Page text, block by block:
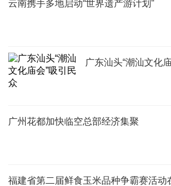
云南携手多地启动“世界遗产游计划”
广东汕头“潮汕文化
广州花都加快临空总部经济集聚
福建省第二届鲜食玉米品种争霸赛活动